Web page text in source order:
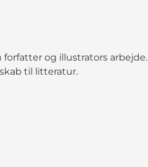
forfatter og illustrators arbejde.
til litteratur.